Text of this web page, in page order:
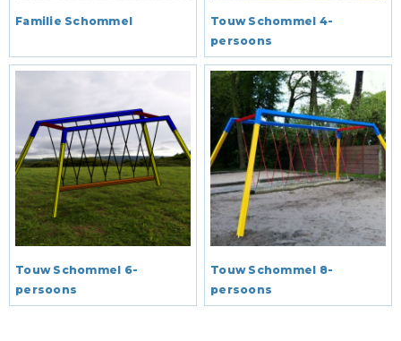
Familie Schommel
Touw Schommel 4-
persoons
Touw Schommel 6-
persoons
Touw Schommel 8-
persoons